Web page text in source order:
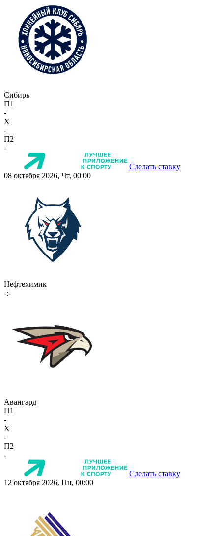
Сибирь
П1
-
X
-
П2
-
Сделать ставку
08 октября 2026, Чт, 00:00
Нефтехимик
-:-
Авангард
П1
-
X
-
П2
-
Сделать ставку
12 октября 2026, Пн, 00:00